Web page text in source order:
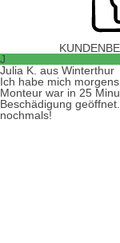
J
Julia K. aus Winterthur
Ich habe mich
Monteur war in 25
Beschädigung
nochmals!